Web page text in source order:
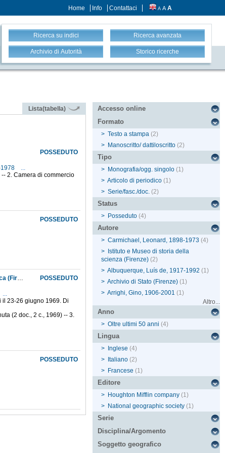
Home Info Contattaci A A A
Ricerca su indici Ricerca avanzata
Archivio di Autorità Storico ricerche
Lista(tabella)
POSSEDUTO
...
2. Camera di commercio
POSSEDUTO
POSSEDUTO
7.2.9.2 Simposio internazionale di storia della scienza: Leonardo nella scienza e nella tecnica (Firenze-Vinci, 1969): corrispondenza con i convegnisti I: Corrispondenti A-E
...
il 23-26 giugno 1969. Di
(2 doc., 2 c., 1969) -- 3.
POSSEDUTO
Accesso online
Formato
> Testo a stampa (2)
> Manoscritto/ dattiloscritto (2)
Tipo
> Monografia/ogg. singolo (1)
> Articolo di periodico (1)
> Serie/fasc./doc. (2)
Status
> Posseduto (4)
Autore
> Carmichael, Leonard, 1898-1973 (4)
>
Istituto e Museo di storia della
scienza (Firenze) (2)
> Albuquerque, Luís de, 1917-1992 (1)
> Archivio di Stato (Firenze) (1)
> Arrighi, Gino, 1906-2001 (1)
Altro...
Anno
> Oltre ultimi 50 anni (4)
Lingua
> Inglese (4)
>
Italiano (2)
> Francese (1)
Editore
> Houghton Mifflin company (1)
> National geographic society (1)
Serie
Disciplina/Argomento
Soggetto geografico